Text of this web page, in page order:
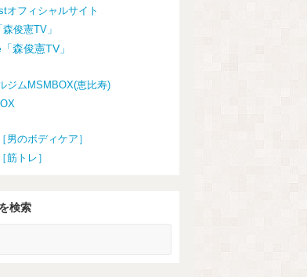
オフィシャルサイト
俊憲TV」
ジムMSMBOX(恵比寿)
男のボディケア］
筋トレ］
検索